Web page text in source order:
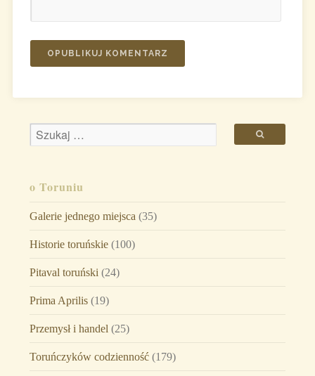
o Toruniu
Galerie jednego miejsca (35)
Historie toruńskie(100)
Pitaval toruński (24)
Prima Aprilis(19)
Przemysł i handel (25)
Toruńczyków codzienność(179)